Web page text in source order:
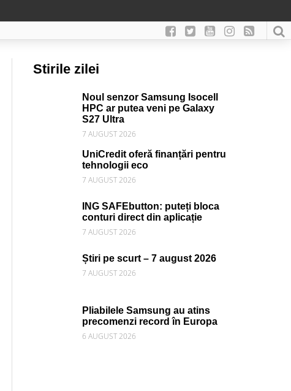
Stirile zilei
Noul senzor Samsung Isocell
HPC ar putea veni pe Galaxy
S27 Ultra
7 AUGUST 2026
UniCredit oferă finanțări pentru
tehnologii eco
7 AUGUST 2026
ING SAFEbutton: puteți bloca
conturi direct din aplicație
7 AUGUST 2026
Știri pe scurt – 7 august 2026
7 AUGUST 2026
Pliabilele Samsung au atins
precomenzi record în Europa
6 AUGUST 2026